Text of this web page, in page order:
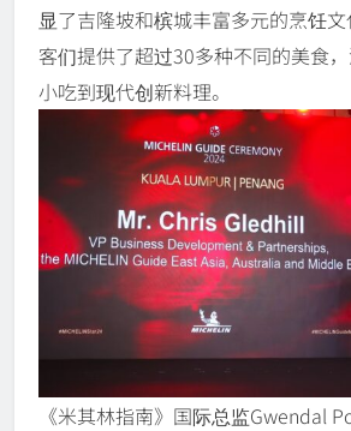
显了吉隆坡和槟城丰富多元的烹饪
客们提供了超过30多种不同的美食
小吃到现代创新料理。
《米其林指南》国际总监Gwendal